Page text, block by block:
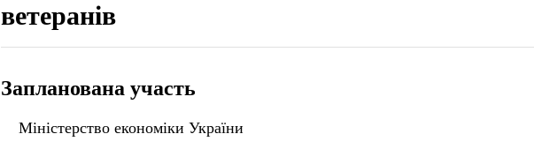
ветеранів
Запланована участь
Міністерство економіки України